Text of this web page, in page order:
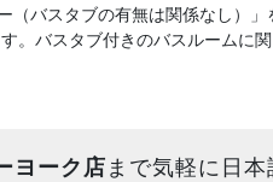
バスタブの有無は関係なし）
。バスタブ付きのバスルームに
ヨーク店 まで気軽に日